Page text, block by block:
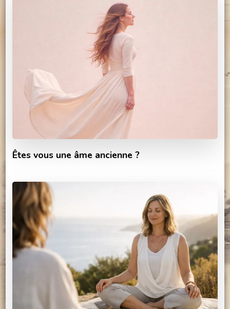
Êtes vous une âme ancienne ?